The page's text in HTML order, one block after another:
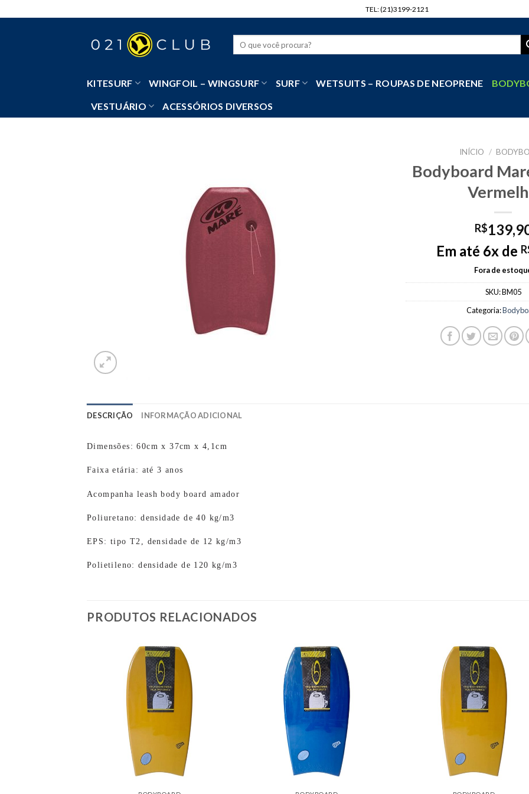
to
TEL: (21)3199-2121
KITESURF WINGFOIL – WINGSURF SURF WETSUITS – ROUPAS DE NEOPRENE
VESTUÁRIO ACESSÓRIOS DIVERSOS
INÍCIO /
Bodyboard
R$
Em até 6x de
Fora de
SKU:BM05
Categoria:
DESCRIÇÃO INFORMAÇÃO ADICIONAL
Dimensões: 60cm x 37cm x 4,1cm
Faixa etária: até 3 anos
Acompanha leash body board amador
Poliuretano: densidade de 40 kg/m3
EPS: tipo T2, densidade de 12 kg/m3
Polietileno: densidade de 120 kg/m3
PRODUTOS RELACIONADOS